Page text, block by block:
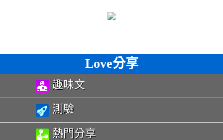
Love分享
趣味文
測驗
熱門分享